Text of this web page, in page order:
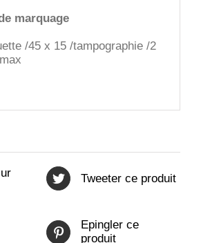
marquage
/45 x 15 /tampographie /2
Tweeter ce produit
Epingler ce
produit